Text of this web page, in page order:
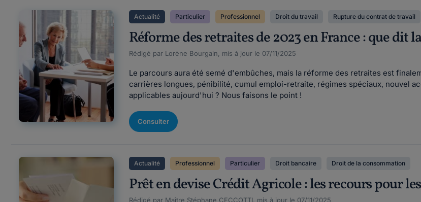
Actualité Particulier Professionnel Droit du travail Rupture du contrat de travail
Réforme des retraites de 2023 en France : que dit
Rédigé par Lorène Bourgain, mis à jour le 07/11/2025
Le parcours aura été semé d'embûches, mais la réforme des retraites est
carrières longues, pénibilité, cumul emploi-retraite, régimes spéciaux, nouvel
applicables aujourd'hui ? Nous faisons le point !
Consulter
Actualité Professionnel Particulier Droit bancaire Droit de la consommation
Prêt en devise Crédit Agricole : les recours pour
Rédigé par Maître Stéphane CECCOTTI, mis à jour le 07/11/2025